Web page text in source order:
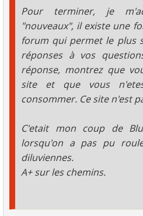
Pour terminer, je
"nouveaux", il existe une
forum qui permet le plus
réponses à vos
réponse, montrez que
site et que vous
consommer. Ce site n'est
C'etait mon coup de
lorsqu'on a pas pu
diluviennes.
A+ sur les chemins.